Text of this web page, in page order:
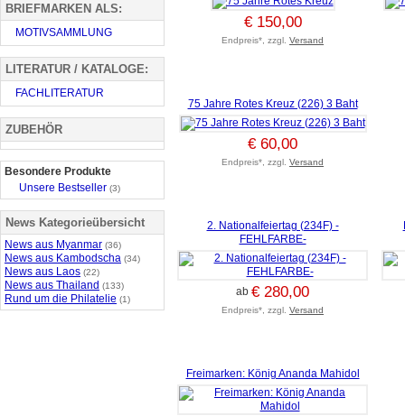
€ 150,00
Endpreis*, zzgl.Versand
75 Jahre Rotes Kreuz (226) 3 Baht
€ 60,00
Endpreis*, zzgl.Versand
2. Nationalfeiertag (234F) -
FEHLFARBE-
ab€ 280,00
Endpreis*, zzgl.Versand
Freimarken: König Ananda Mahidol
BRIEFMARKEN ALS:
MOTIVSAMMLUNG
LITERATUR / KATALOGE:
FACHLITERATUR
ZUBEHÖR
Besondere Produkte
Unsere Bestseller (3)
News Kategorieübersicht
News aus Myanmar (36)
News aus Kambodscha (34)
News aus Laos (22)
News aus Thailand (133)
Rund um die Philatelie (1)